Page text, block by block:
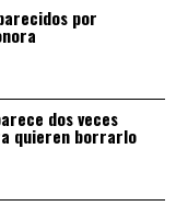
por
dos veces
quieren borrarlo